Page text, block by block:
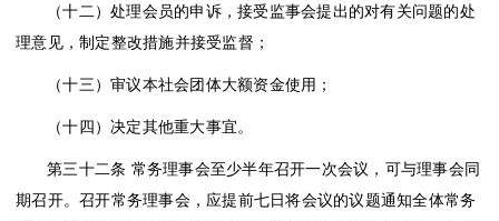
（十二）处理会员的申诉，接受监事会提出的对有关问题的处
理意见，制定整改措施并接受监督；
（十三）审议本社会团体大额资金使用；
（十四）决定其他重大事宜。
第三十二条 常务理事会至少半年召开一次会议，可与理事会同
期召开。召开常务理事会，应提前七日将会议的议题通知全体常务